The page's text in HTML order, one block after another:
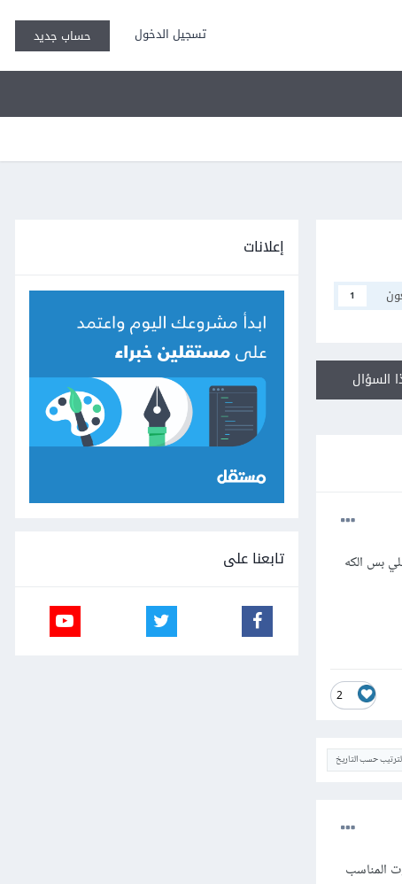
تسجيل الدخول حساب جديد
1
السؤال
بس الكه
2
حسب التاريخ
المناسب
إعلانات
تابعنا على